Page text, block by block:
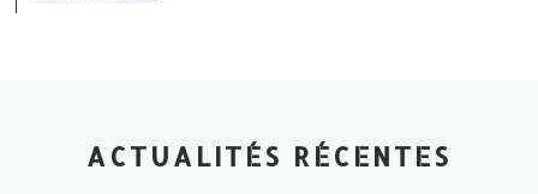
ACTUALITÉS RÉCENTES